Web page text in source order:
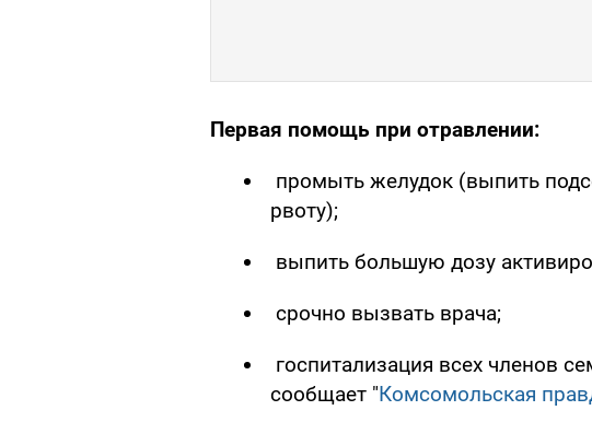
Первая помощь при отравлении:
промыть желудок (выпить
рвоту);
выпить большую дозу
срочно вызвать врача;
госпитализация всех членов
сообщает "Комсомольская